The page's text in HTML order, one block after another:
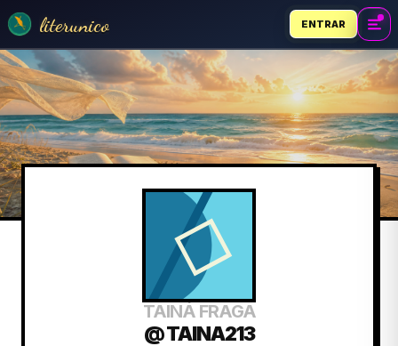
literunico ENTRAR
TAINÁ FRAGA
@ TAINA213